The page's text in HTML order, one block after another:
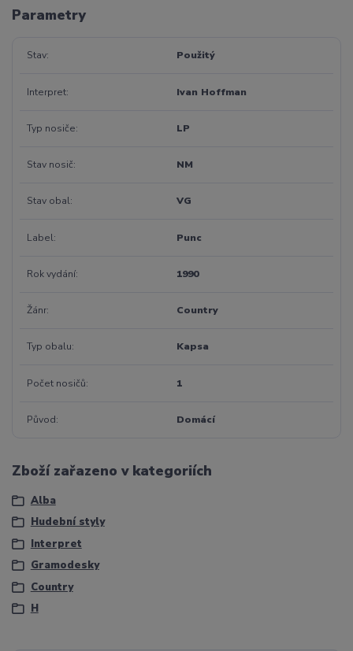
Parametry
Stav Použitý
Interpret Ivan Hoffman
Typ nosiče LP
Stav nosič NM
Stav obal VG
Label Punc
Rok vydání 1990
Žánr Country
Typ obalu Kapsa
Počet nosičů 1
Původ Domácí
Zboží zařazeno v kategoriích
Alba
Hudební styly
Interpret
Gramodesky
Country
H